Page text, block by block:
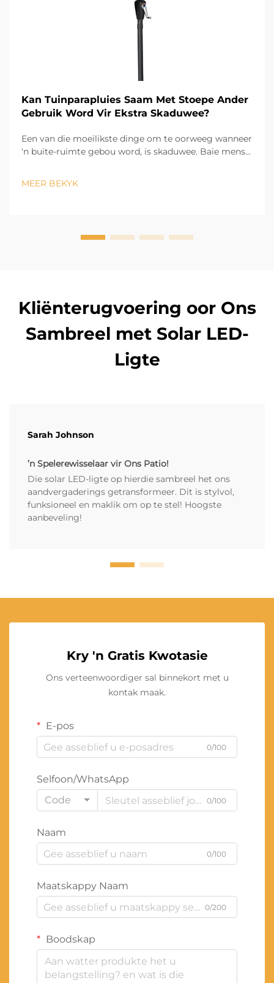
Kan Tuinparapluies Saam Met Stoepe Ander
Gebruik Word Vir Ekstra Skaduwee?
Een van die moeilikste dinge om te oorweeg wanneer
'n buite-ruimte gebou word, is skaduwee. Baie mense
Absoluut! Aangesien buite-terrasparasols maklik
MEER BEKYK
Kliënterugvoering oor Ons
Sambreel met Solar LED-
Ligte
Sarah Johnson
’n Spelerewisselaar vir Ons Patio!
Die solar LED-ligte op hierdie sambreel het ons
aandvergaderings getransformeer. Dit is stylvol,
funksioneel en maklik om op te stel! Hoogste
aanbeveling!
Kry 'n Gratis Kwotasie
Ons verteenwoordiger sal binnekort met u
kontak maak.
E-pos
0/100
Selfoon/WhatsApp
Code
0/100
Naam
0/100
Maatskappy Naam
0/200
Boodskap